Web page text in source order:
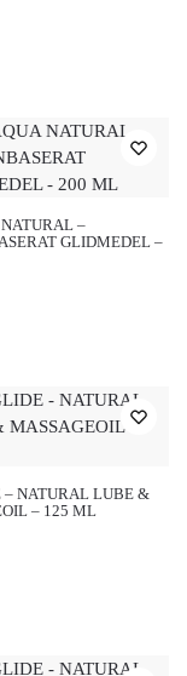
–
GLIDMEDEL –
– NATURAL LUBE &
– 125 ML